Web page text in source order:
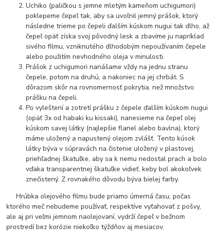
Uchiko (paličkou s jemne mletým kameňom uchigumori)
poklepeme čepeľ tak, aby sa uvoľnil jemný prášok, ktorý
následne trieme po čepeli ďalším kúskom nugui tak dlho, až
čepeľ opäť získa svoj pôvodný lesk a zbavíme ju napríklad
sivého filmu, vzniknutého dlhodobým nepoužívaním čepele
alebo použitím nevhodného oleja v minulosti.
Prášok z uchigumori nanášame vždy na jednu stranu
čepele, potom na druhú, a nakoniec na jej chrbát. S
dôrazom skôr na rovnomernosť pokrytia, než množstvo
prášku na čepeli.
Po vyleštení a zotretí prášku z čepele ďalším kúskom nugui
(opäť 3x od habaki ku kissaki), nanesieme na čepeľ olej
kúskom savej látky (najlepšie flanel alebo bavlna), ktorý
máme uložený a napustený olejom zvlášť. Tento kúsok
látky býva v súpravách na čistenie uložený v plastovej,
priehľadnej škatuľke, aby sa k nemu nedostal prach a bolo
vďaka transparentnej škatuľke vidieť, keby bol akokoľvek
znečistený. Z rovnakého dôvodu býva bielej farby.
Hrúbka olejového filmu bude priamo úmerná času, počas
ktorého meč nebudeme používať, respektíve vyťahovať z pošvy,
ale aj pri veľmi jemnom naolejovaní, vydrží čepeľ v bežnom
prostredí bez korózie niekoľko týždňov aj mesiacov.